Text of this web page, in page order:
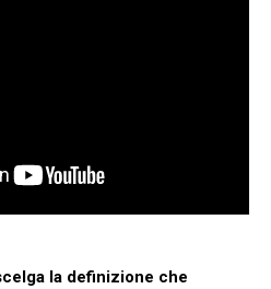
la definizione che